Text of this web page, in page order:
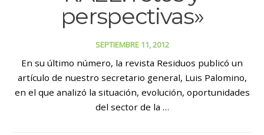
perspectivas»
SEPTIEMBRE 11, 2012
En su último número, la revista Residuos publicó un
artículo de nuestro secretario general, Luis Palomino,
en el que analizó la situación, evolución, oportunidades
del sector de la …